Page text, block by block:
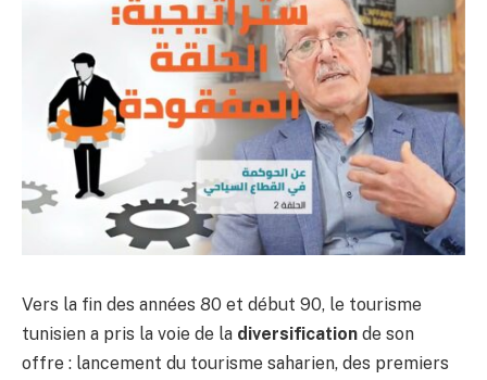
Vers la fin des années 80 et début 90, le tourisme
tunisien a pris la voie de la diversification de son
offre : lancement du tourisme saharien, des premiers